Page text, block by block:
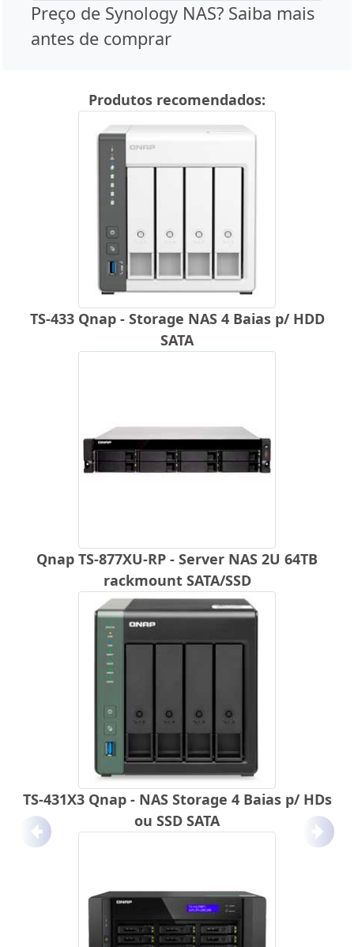
Preço de Synology NAS? Saiba mais
antes de comprar
Produtos recomendados:
TS-433 Qnap - Storage NAS 4 Baias p/ HDD
SATA
Qnap TS-877XU-RP - Server NAS 2U 64TB
rackmount SATA/SSD
TS-431X3 Qnap - NAS Storage 4 Baias p/ HDs
ou SSD SATA
Anterior